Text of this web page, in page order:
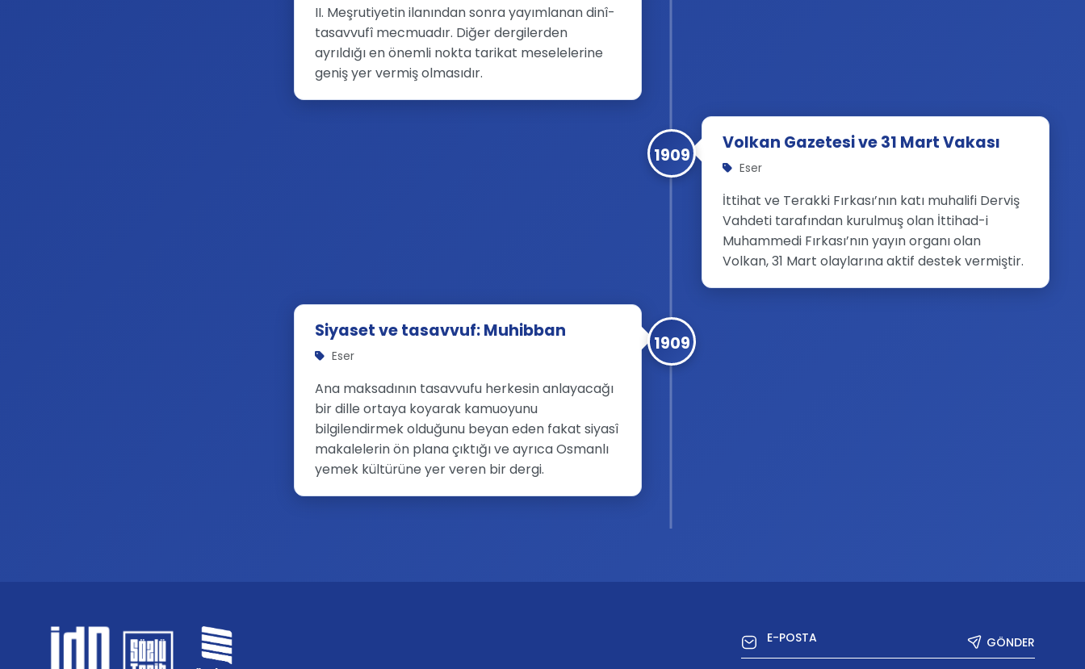
II. Meşrutiyetin ilanından sonra yayımlanan dinî-
tasavvufî mecmuadır. Diğer dergilerden
ayrıldığı en önemli nokta tarikat meselelerine
geniş yer vermiş olmasıdır.
1909
Volkan Gazetesi ve 31 Mart Vakası
Eser
İttihat ve Terakki Fırkası’nın katı muhalifi Derviş
Vahdeti tarafından kurulmuş olan İttihad-i
Muhammedi Fırkası’nın yayın organı olan
Volkan, 31 Mart olaylarına aktif destek vermiştir.
1909
Siyaset ve tasavvuf: Muhibban
Eser
Ana maksadının tasavvufu herkesin anlayacağı
bir dille ortaya koyarak kamuoyunu
bilgilendirmek olduğunu beyan eden fakat siyasî
makalelerin ön plana çıktığı ve ayrıca Osmanlı
yemek kültürüne yer veren bir dergi.
GÖNDER